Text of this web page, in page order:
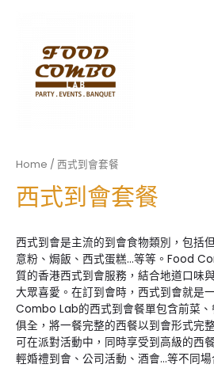
Home / 西式到會套餐
西式到會套餐
西式到會是主流的到會食物類別，包括
意粉、焗飯、西式蛋糕…等等。Food
質的香港西式到會服務，結合地道口味
大眾喜愛。在訂到會時，西式到會就是
Combo Lab的西式到會餐單包含前菜
俱全，將一餐完整的西餐以到會形式完
可在派對活動中，同時享受到高級的西
輕婚禮到會、公司活動、酒會…等不同場